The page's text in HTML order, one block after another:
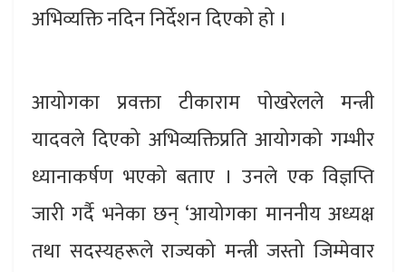
अभिव्यक्ति नदिन निर्देशन दिएको हो ।
आयोगका प्रवक्ता टीकाराम पोखरेलले मन्त्री
यादवले दिएको अभिव्यक्तिप्रति आयोगको गम्भीर
ध्यानाकर्षण भएको बताए । उनले एक विज्ञप्ति
जारी गर्दै भनेका छन् ‘आयोगका माननीय अध्यक्ष
तथा सदस्यहरूले राज्यको मन्त्री जस्तो जिम्मेवार